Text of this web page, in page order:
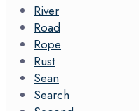
River
Road
Rope
Rust
Sean
Search